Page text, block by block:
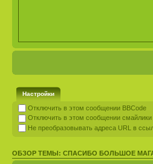
Настройки
Отключить в этом сообщении BBCode
Отключить в этом сообщении смайлики
Не преобразовывать адреса URL в
ОБЗОР ТЕМЫ: СПАСИБО БОЛЬШОЕ